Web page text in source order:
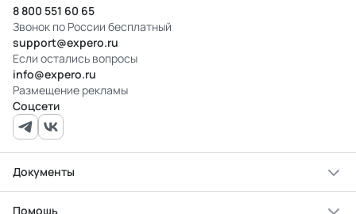
8 800 551 60 65
Звонок по России бесплатный
support@expero.ru
Если остались вопросы
info@expero.ru
Размещение рекламы
Соцсети
Документы
Помощь